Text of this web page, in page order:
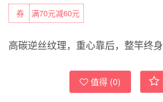
满70元减60元
券
高碳逆丝纹理，重心靠后，整竿终
值得 (0)